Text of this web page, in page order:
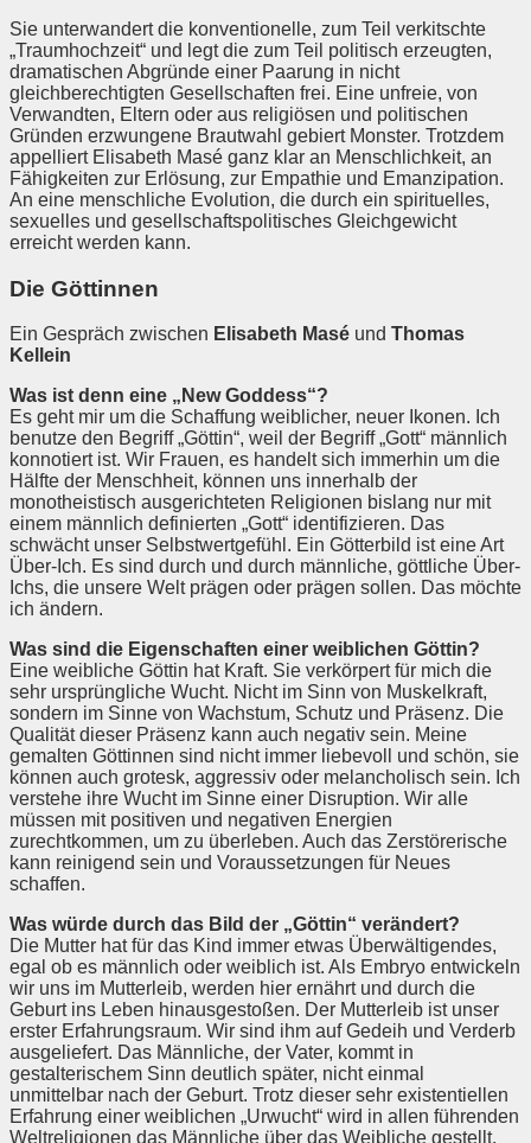
Sie unterwandert die konventionelle, zum Teil verkitschte
„Traumhochzeit“ und legt die zum Teil politisch erzeugten,
dramatischen Abgründe einer Paarung in nicht
gleichberechtigten Gesellschaften frei. Eine unfreie, von
Verwandten, Eltern oder aus religiösen und politischen
Gründen erzwungene Brautwahl gebiert Monster. Trotzdem
appelliert Elisabeth Masé ganz klar an Menschlichkeit, an
Fähigkeiten zur Erlösung, zur Empathie und Emanzipation.
An eine menschliche Evolution, die durch ein spirituelles,
sexuelles und gesellschaftspolitisches Gleichgewicht
erreicht werden kann.
Die Göttinnen
Ein Gespräch zwischen Elisabeth Masé und Thomas
Kellein
Was ist denn eine „New Goddess“?
Es geht mir um die Schaffung weiblicher, neuer Ikonen. Ich
benutze den Begriff „Göttin“, weil der Begriff „Gott“ männlich
konnotiert ist. Wir Frauen, es handelt sich immerhin um die
Hälfte der Menschheit, können uns innerhalb der
monotheistisch ausgerichteten Religionen bislang nur mit
einem männlich definierten „Gott“ identifizieren. Das
schwächt unser Selbstwertgefühl. Ein Götterbild ist eine Art
Über-Ich. Es sind durch und durch männliche, göttliche Über-
Ichs, die unsere Welt prägen oder prägen sollen. Das möchte
ich ändern.
Was sind die Eigenschaften einer weiblichen Göttin?
Eine weibliche Göttin hat Kraft. Sie verkörpert für mich die
sehr ursprüngliche Wucht. Nicht im Sinn von Muskelkraft,
sondern im Sinne von Wachstum, Schutz und Präsenz. Die
Qualität dieser Präsenz kann auch negativ sein. Meine
gemalten Göttinnen sind nicht immer liebevoll und schön, sie
können auch grotesk, aggressiv oder melancholisch sein. Ich
verstehe ihre Wucht im Sinne einer Disruption. Wir alle
müssen mit positiven und negativen Energien
zurechtkommen, um zu überleben. Auch das Zerstörerische
kann reinigend sein und Voraussetzungen für Neues
schaffen.
Was würde durch das Bild der „Göttin“ verändert?
Die Mutter hat für das Kind immer etwas Überwältigendes,
egal ob es männlich oder weiblich ist. Als Embryo entwickeln
wir uns im Mutterleib, werden hier ernährt und durch die
Geburt ins Leben hinausgestoßen. Der Mutterleib ist unser
erster Erfahrungsraum. Wir sind ihm auf Gedeih und Verderb
ausgeliefert. Das Männliche, der Vater, kommt in
gestalterischem Sinn deutlich später, nicht einmal
unmittelbar nach der Geburt. Trotz dieser sehr existentiellen
Erfahrung einer weiblichen „Urwucht“ wird in allen führenden
Weltreligionen das Männliche über das Weibliche gestellt.